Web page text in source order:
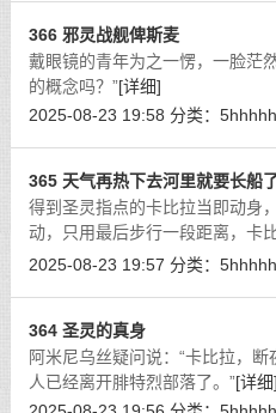
366 邪灵战舰俾斯麦
戴眼镜的青年为之一愣，一脸茫
的概念吗？”[详细]
2025-08-23 19:58 分类： 5hhhhh
365 天气再热下去河里就要长船
得到圣灵指点的卡比拉当即动身
动，只用最后步行一段距离，卡
出了德意志大森林。[详细]
2025-08-23 19:57 分类： 5hhhhh
364 圣灵的真身
阿米尼乌丝疑问说：“卡比拉，
人已经离开腓特烈部落了。”[详细]